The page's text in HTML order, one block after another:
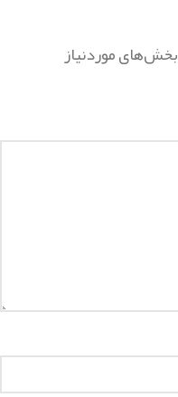
بخش‌های موردنیاز